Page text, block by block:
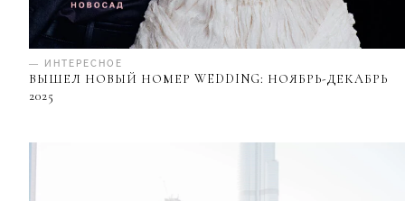
— ИНТЕРЕСНОЕ
ВЫШЕЛ НОВЫЙ НОМЕР WEDDING: НОЯБРЬ-ДЕКАБРЬ
2025